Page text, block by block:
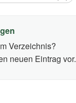
Verzeichnis?
neuen Eintrag vor.